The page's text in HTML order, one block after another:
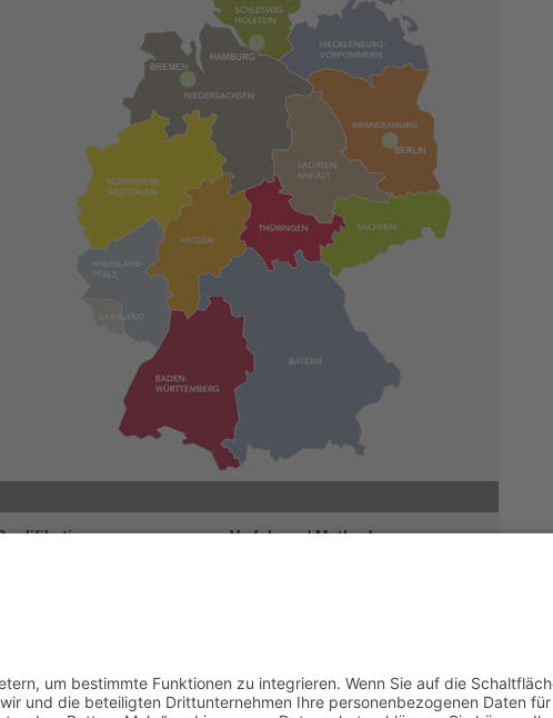
Verfahren / Methoden
Kreislaufprobleme, biolog.
Krebstherapien